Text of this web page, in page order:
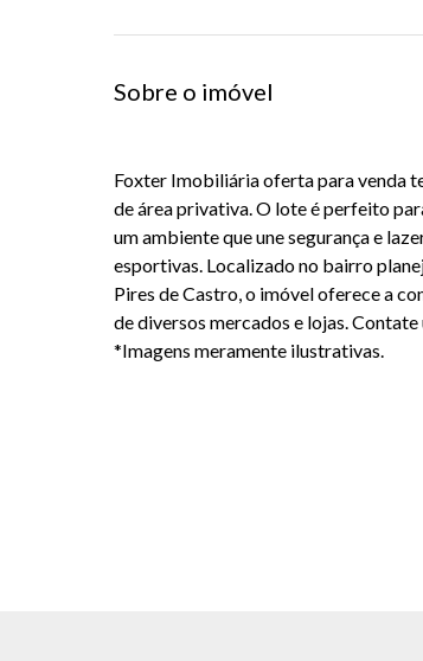
Sobre o imóvel
Foxter Imobiliária oferta para venda
de área privativa. O lote é perfeito
um ambiente que une segurança e
esportivas. Localizado no bairro
Pires de Castro, o imóvel oferece a
de diversos mercados e lojas.
*Imagens meramente ilustrativas.